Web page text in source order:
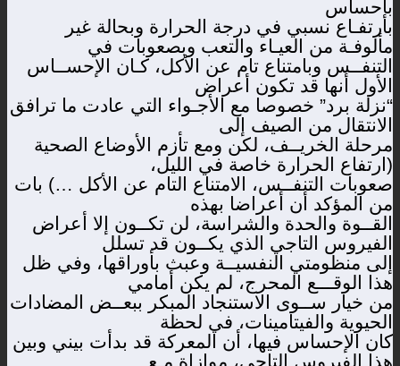
بإحساس
بارتفـاع نسبي في درجة الحرارة وبحالة غير
مألوفـة من العيـاء والتعب وبصعوبات في
التنفــس وبامتناع تام عن الأكل، كـان الإحســاس
الأول أنها قد تكون أعراض
“نزلة برد” خصوصا مع الأجـواء التي عادت ما ترافق
الانتقال من الصيف إلى
مرحلة الخريــف، لكن ومع تأزم الأوضاع الصحية
(ارتفاع الحرارة خاصة في الليل،
صعوبات التنفــس، الامتناع التام عن الأكل …) بات
من المؤكد أن أعراضا بهذه
القــوة والحدة والشراسة، لن تكــون إلا أعراض
الفيروس التاجي الذي يكــون قد تسلل
إلى منظومتي النفسيــة وعبث بأوراقها، وفي ظل
هذا الوقـــع المحرج، لم يكن أمامي
من خيار ســوى الاستنجاد المبكر ببعــض المضادات
الحيوية والفيتامينات، في لحظة
كان الإحساس فيها، أن المعركة قد بدأت بيني وبين